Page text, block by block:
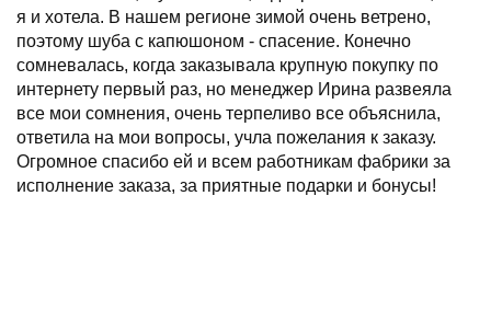
я и хотела. В нашем регионе зимой очень ветрено,
поэтому шуба с капюшоном - спасение. Конечно
сомневалась, когда заказывала крупную покупку по
интернету первый раз, но менеджер Ирина развеяла
все мои сомнения, очень терпеливо все объяснила,
ответила на мои вопросы, учла пожелания к заказу.
Огромное спасибо ей и всем работникам фабрики за
исполнение заказа, за приятные подарки и бонусы!